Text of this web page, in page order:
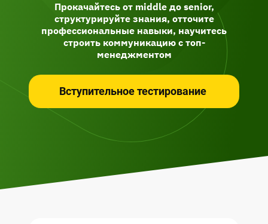
Прокачайтесь от middle до senior,
структурируйте знания, отточите
профессиональные навыки, научитесь
строить коммуникацию с топ-
менеджментом
Вступительное тестирование